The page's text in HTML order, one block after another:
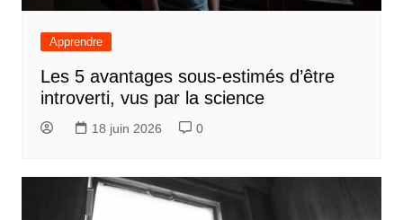
Apprendre
Les 5 avantages sous-estimés d’être
introverti, vus par la science
18 juin 2026 0